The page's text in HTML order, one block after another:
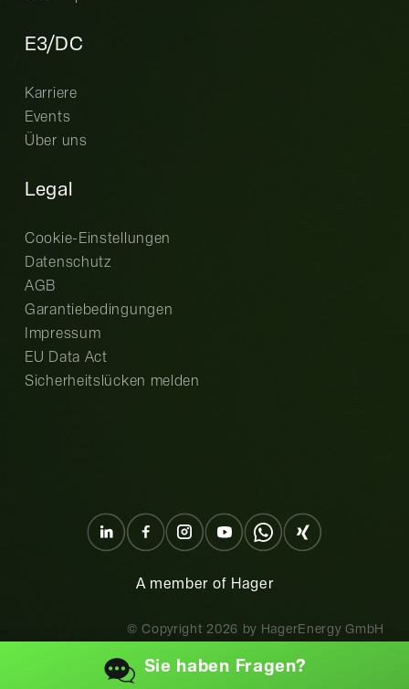
E3/DC
Karriere
Events
Über uns
Legal
Cookie-Einstellungen
Datenschutz
AGB
Garantiebedingungen
Impressum
EU Data Act
Sicherheitslücken melden
A member of Hager
© Copyright 2026 by HagerEnergy GmbH
Sie haben Fragen?